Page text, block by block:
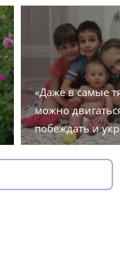
«Даже в самые
можно
побеждать и